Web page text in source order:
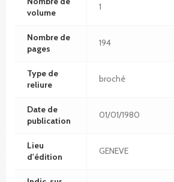
volume
1
Nombre de
pages
194
Type de
reliure
broché
Date de
publication
01/01/1980
Lieu
d'édition
GENEVE